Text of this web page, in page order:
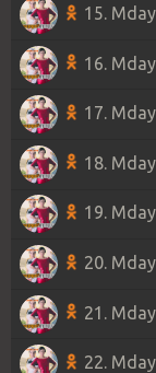
15.
16.
17.
18.
19.
20.
21.
22.